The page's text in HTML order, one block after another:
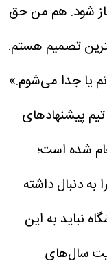
باز شود. هم من حق
تصمیم هستم.
یا جدا می‌شوم.»
پیشنهادهای
شده است؛
به دنبال داشته
نباید به این
سال‌های